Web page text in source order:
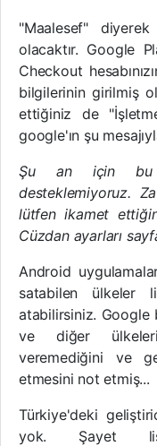
"Maalesef"
olacaktır. Google
Checkout
bilgilerinin girilmiş
ettiğiniz de
google'ın şu
Şu an için bu
desteklemiyoruz.
lütfen ikamet
Cüzdan ayarları
Android
satabilen ülkeler
atabilirsiniz. Google
ve diğer
veremediğini ve
etmesini not etmiş...
Türkiye'deki
yok. Şayet